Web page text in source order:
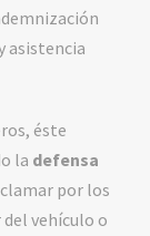
asistencia
éste
la defensa
por los
vehículo o